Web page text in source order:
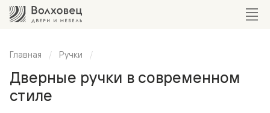
Главная Ручки
Дверные ручки в современном
стиле